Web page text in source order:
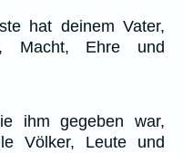
hat deinem Vater,
Macht, Ehre und
ihm gegeben war,
Völker, Leute und